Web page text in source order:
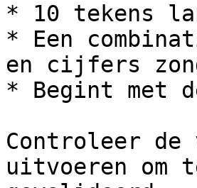
* 10 tekens
* Een
en cijfers
* Begint met
Controleer de
uitvoeren om